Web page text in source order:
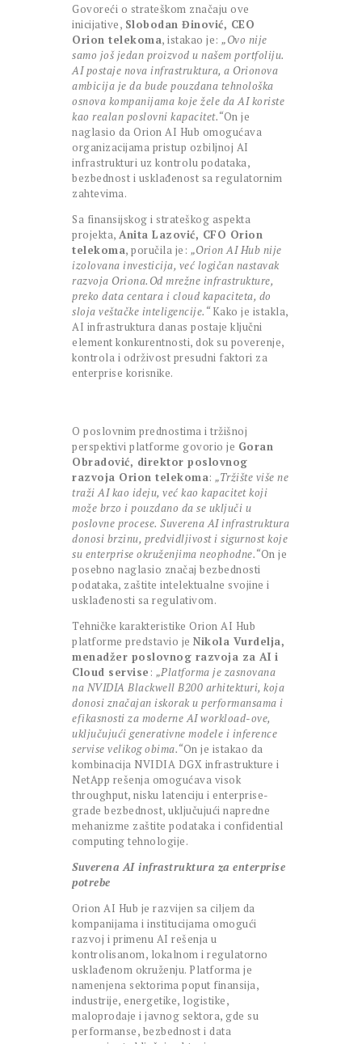
Govoreći o strateškom značaju ove
inicijative, Slobodan Đinović, CEO
Orion telekoma, istakao je: „Ovo nije
samo još jedan proizvod u našem portfoliju.
AI postaje nova infrastruktura, a Orionova
ambicija je da bude pouzdana tehnološka
osnova kompanijama koje žele da AI koriste
kao realan poslovni kapacitet.“On je
naglasio da Orion AI Hub omogućava
organizacijama pristup ozbiljnoj AI
infrastrukturi uz kontrolu podataka,
bezbednost i usklađenost sa regulatornim
zahtevima.
Sa finansijskog i strateškog aspekta
projekta, Anita Lazović, CFO Orion
telekoma, poručila je: „Orion AI Hub nije
izolovana investicija, već logičan nastavak
razvoja Oriona. Od mrežne infrastrukture,
preko data centara i cloud kapaciteta, do
sloja veštačke inteligencije.“ Kako je istakla,
AI infrastruktura danas postaje ključni
element konkurentnosti, dok su poverenje,
kontrola i održivost presudni faktori za
enterprise korisnike.
O poslovnim prednostima i tržišnoj
perspektivi platforme govorio je Goran
Obradović, direktor poslovnog
razvoja Orion telekoma: „Tržište više ne
traži AI kao ideju, već kao kapacitet koji
može brzo i pouzdano da se uključi u
poslovne procese. Suverena AI infrastruktura
donosi brzinu, predvidljivost i sigurnost koje
su enterprise okruženjima neophodne.“On je
posebno naglasio značaj bezbednosti
podataka, zaštite intelektualne svojine i
usklađenosti sa regulativom.
Tehničke karakteristike Orion AI Hub
platforme predstavio je Nikola Vurdelja,
menadžer poslovnog razvoja za AI i
Cloud servise : „Platforma je zasnovana
na NVIDIA Blackwell B200 arhitekturi, koja
donosi značajan iskorak u performansama i
efikasnosti za moderne AI workload-ove,
uključujući generativne modele i inference
servise velikog obima.“On je istakao da
kombinacija NVIDIA DGX infrastrukture i
NetApp rešenja omogućava visok
throughput, nisku latenciju i enterprise-
grade bezbednost, uključujući napredne
mehanizme zaštite podataka i confidential
computing tehnologije.
Suverena AI infrastruktura za enterprise
potrebe
Orion AI Hub je razvijen sa ciljem da
kompanijama i institucijama omogući
razvoj i primenu AI rešenja u
kontrolisanom, lokalnom i regulatorno
usklađenom okruženju. Platforma je
namenjena sektorima poput finansija,
industrije, energetike, logistike,
maloprodaje i javnog sektora, gde su
performanse, bezbednost i data